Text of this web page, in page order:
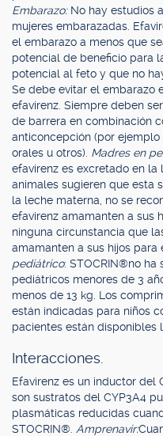
Embarazo: No hay estudios
mujeres embarazadas.
el embarazo a menos que
potencial de beneficio para
potencial al feto y que no
Se debe evitar el embarazo
efavirenz. Siempre deben
de barrera en combinación
anticoncepción (por
orales u otros). Madres en
efavirenz es excretado en la
animales sugieren que esta
la leche materna, no se
efavirenz amamanten a sus
ninguna circunstancia que
amamanten a sus hijos para
pediátrico: STOCRIN®no ha
pediátricos menores de 3
menos de 13 kg. Los
están indicadas para niños
pacientes están disponibles
Interacciones.
Efavirenz es un inductor del
son sustratos del CYP3A4
plasmáticas reducidas
STOCRIN®. Amprenavir: